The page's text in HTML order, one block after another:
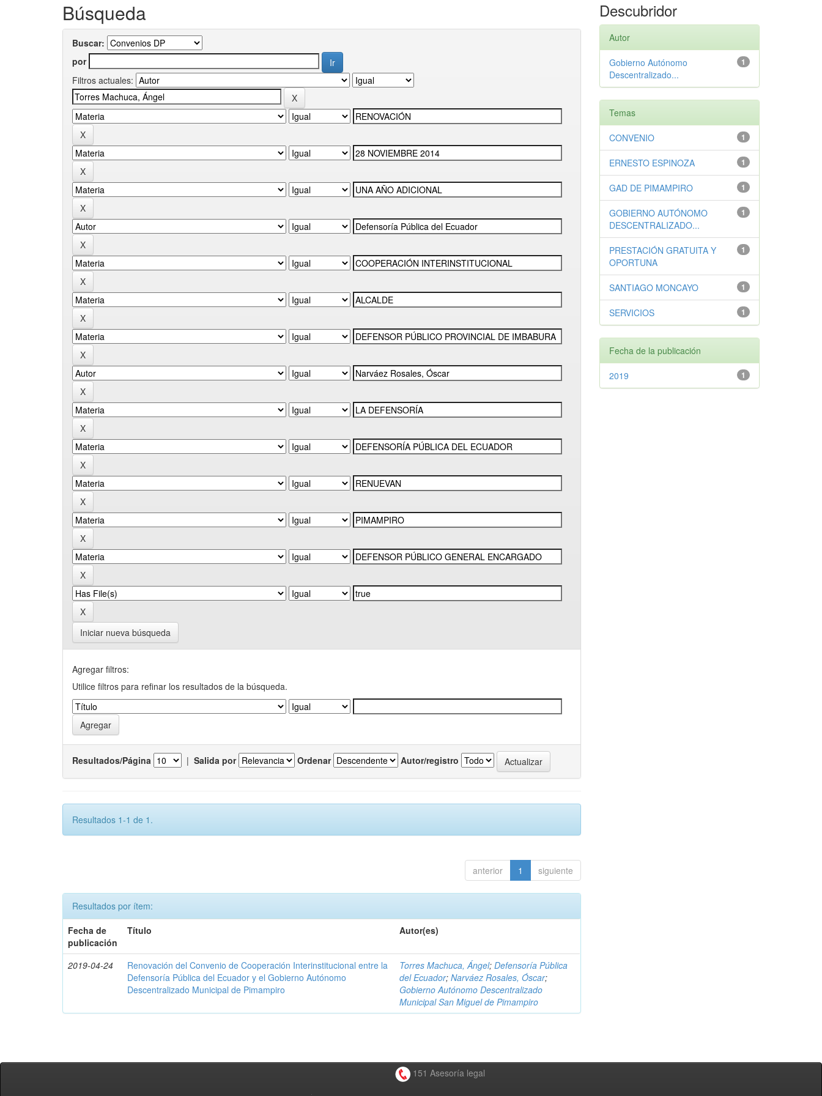
Búsqueda
Buscar:
por
Filtros actuales:
Iniciar nueva búsqueda
Agregar filtros:
Utilice filtros para refinar los resultados de la búsqueda.
Resultados/Página | Salida por Ordenar Autor/registro
Resultados 1-1 de 1.
anterior 1 siguiente
Resultados por ítem:
Fecha de
publicación
Título Autor(es)
2019-04-24
Renovación del Convenio de Cooperación Interinstitucional entre la
Defensoría Pública del Ecuador y el Gobierno Autónomo
Descentralizado Municipal de Pimampiro
Torres Machuca, Ángel;Defensoría Pública
del Ecuador;Narváez Rosales, Óscar;
Gobierno Autónomo Descentralizado
Municipal San Miguel de Pimampiro
Descubridor
Autor
1
Gobierno Autónomo
Descentralizado...
Temas
1
CONVENIO
1
ERNESTO ESPINOZA
1
GAD DE PIMAMPIRO
1
GOBIERNO AUTÓNOMO
DESCENTRALIZADO...
1
PRESTACIÓN GRATUITA Y
OPORTUNA
1
SANTIAGO MONCAYO
1
SERVICIOS
Fecha de la publicación
1
2019
151 Asesoría legal